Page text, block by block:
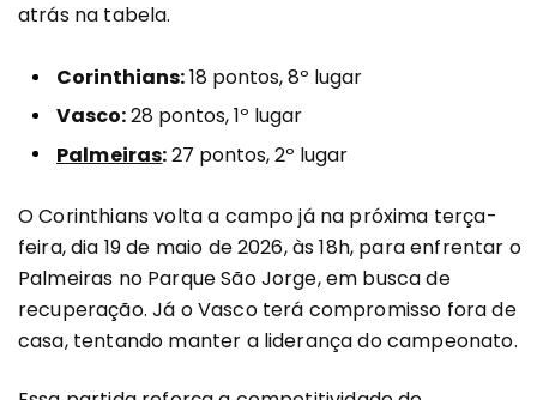
atrás na tabela.
Corinthians:18 pontos, 8º lugar
Vasco:28 pontos, 1º lugar
Palmeiras:27 pontos, 2º lugar
O Corinthians volta a campo já na próxima terça-
feira, dia 19 de maio de 2026, às 18h, para enfrentar o
Palmeiras no Parque São Jorge, em busca de
recuperação. Já o Vasco terá compromisso fora de
casa, tentando manter a liderança do campeonato.